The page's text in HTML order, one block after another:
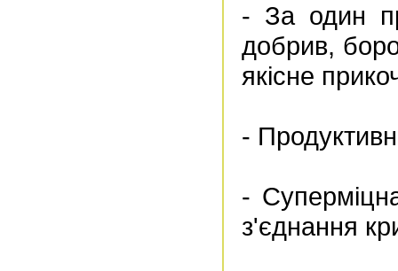
- За один
добрив,
якісне
-
-
з'єднання